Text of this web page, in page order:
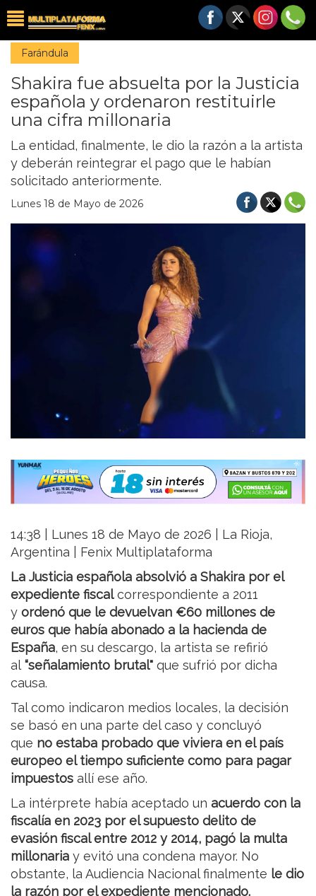
Farándula
Shakira fue absuelta por la Justicia
española y ordenaron restituirle
una cifra millonaria
La entidad, finalmente, le dio la razón a la artista
y deberán reintegrar el pago que le habían
solicitado anteriormente.
Lunes 18 de Mayo de 2026
14:38 | Lunes 18 de Mayo de 2026 | La Rioja,
Argentina | Fenix Multiplataforma
La Justicia española absolvió a Shakira por el
expediente fiscalcorrespondiente a 2011
y ordenó que le devuelvan €60 millones de
euros que había abonado a la hacienda de
España, en su descargo, la artista se refirió
al “señalamiento brutal" que sufrió por dicha
causa.
Tal como indicaron medios locales, la decisión
se basó en una parte del caso y concluyó
que no estaba probado que viviera en el país
europeo el tiempo suficiente como para pagar
impuestos allí ese año.
La intérprete había aceptado un acuerdo con la
fiscalía en 2023 por el supuesto delito de
evasión fiscal entre 2012 y 2014, pagó la multa
millonaria y evitó una condena mayor. No
obstante, la Audiencia Nacional finalmente le dio
la razón por el expediente mencionado.